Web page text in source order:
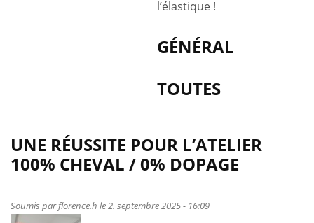
l’élastique !
GÉNÉRAL
TOUTES
UNE RÉUSSITE POUR L’ATELIER
100% CHEVAL / 0% DOPAGE
Soumis parflorence.h le 2. septembre 2025 - 16:09